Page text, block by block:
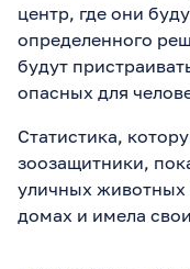
центр, где они
определенного
будут
опасных для
Статистика,
зоозащитники,
уличных животных
домах и имела